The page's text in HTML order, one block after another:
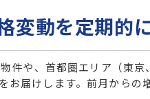
変動を定期的
件や、首都圏エリア（東京
お届けします。前月からの